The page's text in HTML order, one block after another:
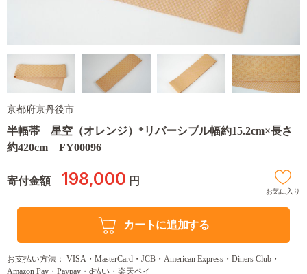
京都府京丹後市
半幅帯 星空（オレンジ）*リバーシブル幅約15.2cm×長さ
約420cm FY00096
寄付金額 198,000 円
お気に入り
カートに追加する
お支払い方法： VISA・MasterCard・JCB・American Express・Diners Club・
Amazon Pay・Paypay・d払い・楽天ペイ